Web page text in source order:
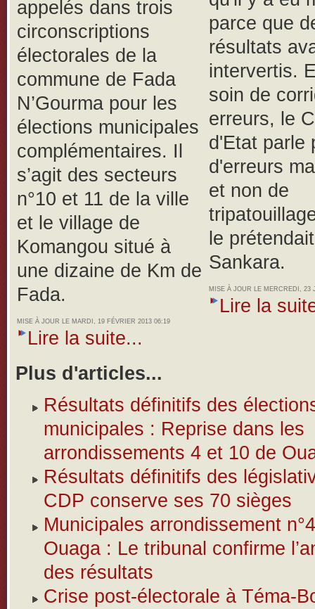
appelés dans trois
circonscriptions
électorales de la
commune de Fada
N’Gourma pour les
élections municipales
complémentaires. Il
s’agit des secteurs
n°10 et 11 de la ville
et le village de
Komangou situé à
une dizaine de Km de
Fada.
MISE À JOUR LE MARDI, 19 FÉVRIER 2013 06:19
Lire la suite...
parce que
résultats
intervertis.
soin de
erreurs, le
d'Etat parle
d'erreurs
et non de
le
Sankara.
MISE À JOUR LE MERCREDI, 23
Lire la
Plus d'articles...
Résultats définitifs des
municipales : Reprise dans les
arrondissements 4 et 10 de
Résultats définitifs des
CDP conserve ses 70 sièges
Municipales arrondissement
Ouaga : Le tribunal confirme
des résultats
Crise post-électorale à Téma-